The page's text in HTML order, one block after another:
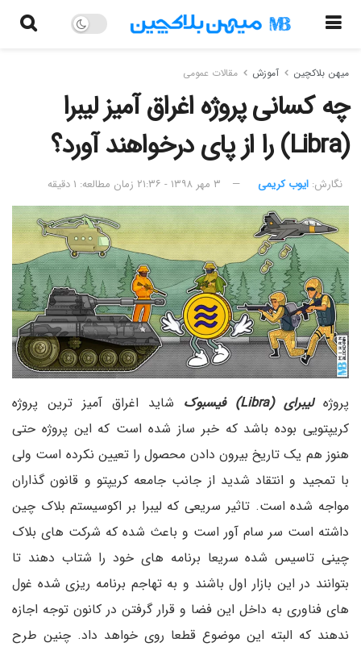
میهن بلاکچین آموزش مقالات عمومی
چه کسانی پروژه اغراق آمیز لیبرا
(Libra) را از پای درخواهند آورد؟
نگارش:‌ ایوب کریمی ۳ مهر ۱۳۹۸ - ۲۱:۳۶ زمان مطالعه: ۱ دقیقه
پروژه لیبرای (Libra) فیسبوک
شاید اغراق آمیز ترین پروژه
کریپتویی بوده باشد که خبر ساز شده است که این پروژه حتی
هنوز هم یک تاریخ بیرون دادن محصول را تعیین نکرده است ولی
با تمجید و انتقاد شدید از جانب جامعه کریپتو و قانون گذاران
مواجه شده است. تاثیر سریعی که لیبرا بر اکوسیستم بلاک چین
داشته است سر سام آور است و باعث شده که شرکت های بلاک
چینی تاسیس شده سریعا برنامه های خود را شتاب دهند تا
بتوانند در این بازار اول باشند و به تهاجم برنامه ریزی شده غول
های فناوری به داخل این فضا و قرار گرفتن در کانون توجه اجازه
ندهند که البته این موضوع قطعا روی خواهد داد. چنین طرح